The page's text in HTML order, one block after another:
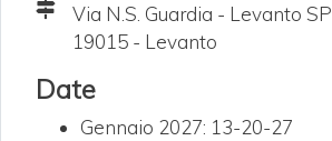
Via N.S. Guardia - Levanto SP
19015 - Levanto
Date
Gennaio 2027: 13-20-27